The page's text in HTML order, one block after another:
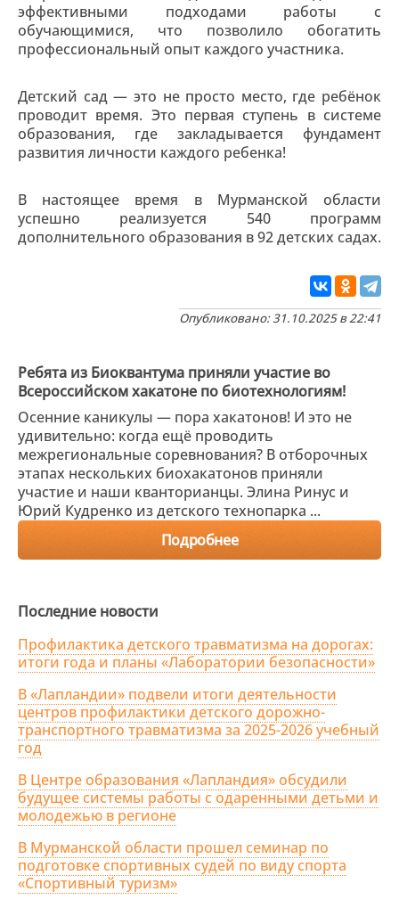
эффективными подходами работы с
обучающимися, что позволило обогатить
профессиональный опыт каждого участника.
Детский сад — это не просто место, где ребёнок
проводит время. Это первая ступень в системе
образования, где закладывается фундамент
развития личности каждого ребенка!
В настоящее время в Мурманской области
успешно реализуется 540 программ
дополнительного образования в 92 детских садах.
Опубликовано: 31.10.2025 в 22:41
Ребята из Биоквантума приняли участие во
Всероссийском хакатоне по биотехнологиям!
Осенние каникулы — пора хакатонов! И это не
удивительно: когда ещё проводить
межрегиональные соревнования? В отборочных
этапах нескольких биохакатонов приняли
участие и наши кванторианцы. Элина Ринус и
Юрий Кудренко из детского технопарка ...
Подробнее
Последние новости
Профилактика детского травматизма на дорогах:
итоги года и планы «Лаборатории безопасности»
В «Лапландии» подвели итоги деятельности
центров профилактики детского дорожно-
транспортного травматизма за 2025-2026 учебный
год
В Центре образования «Лапландия» обсудили
будущее системы работы с одаренными детьми и
молодежью в регионе
В Мурманской области прошел семинар по
подготовке спортивных судей по виду спорта
«Спортивный туризм»